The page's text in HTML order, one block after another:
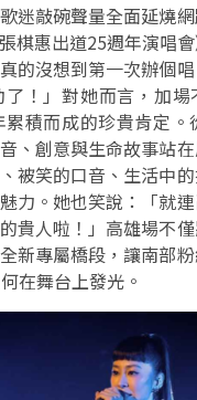
迷敲碗聲量全面延燒
棋惠出道25週年演唱
的沒想到第一次辦個
！」對她而言，加場
積而成的珍貴肯定。
、創意與生命故事站
被笑的口音、生活中
力。她也笑說：「就
貴人啦！」高雄場不
新專屬橋段，讓南部
在舞台上發光。